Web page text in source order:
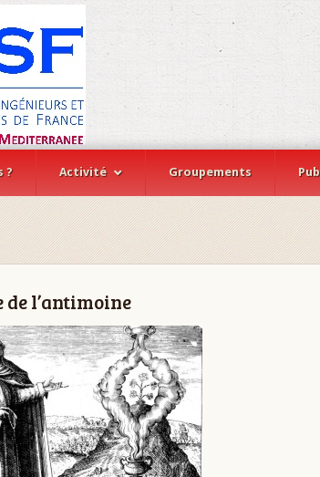
? Activité Groupements
de l’antimoine